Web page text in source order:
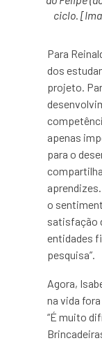
ciclo.
Para
dos
projeto.
apenas
para o
o
satisfação
entidades
pesquisa”.
Agora,
na vida
“É muito